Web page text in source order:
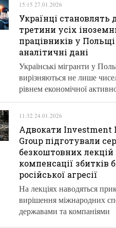
15:15 27.01.2026
Українці становлять
третини усіх
працівників у
аналітичні дані
Українські мігранти у
вирізняються не лише
рівнем економічної
11:32 24.01.2026
Адвокати Investment
Group підготували
безкоштовних
компенсації збитків
російської агресії
На лекціях наводяться
вирішення міжнародних
державами та компаніями